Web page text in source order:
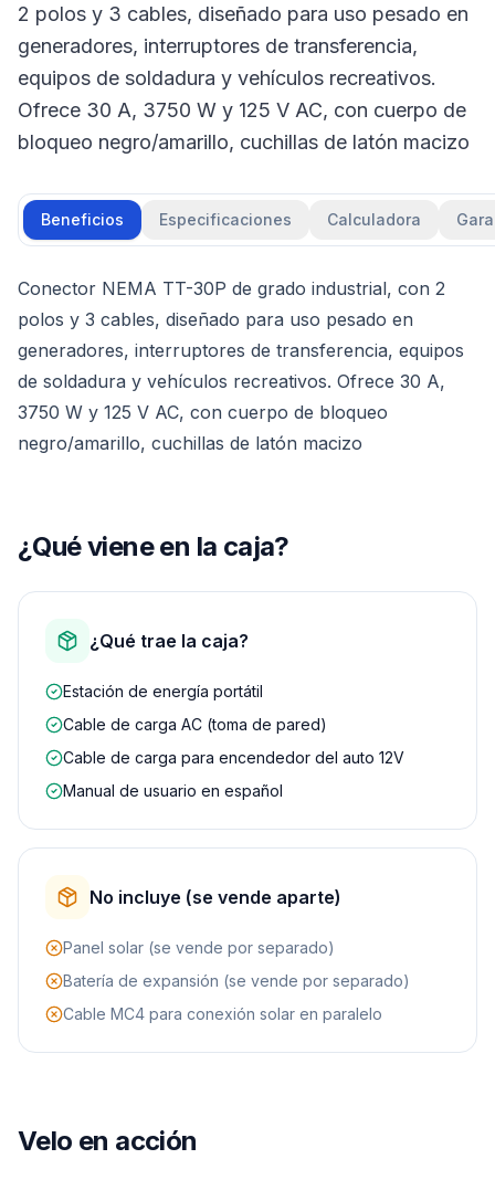
2 polos y 3 cables, diseñado para uso pesado en
generadores, interruptores de transferencia,
equipos de soldadura y vehículos recreativos.
Ofrece 30 A, 3750 W y 125 V AC, con cuerpo de
bloqueo negro/amarillo, cuchillas de latón macizo
Beneficios Especificaciones Calculadora
Conector NEMA TT-30P de grado industrial, con 2
polos y 3 cables, diseñado para uso pesado en
generadores, interruptores de transferencia, equipos
de soldadura y vehículos recreativos. Ofrece 30 A,
3750 W y 125 V AC, con cuerpo de bloqueo
negro/amarillo, cuchillas de latón macizo
¿Qué viene en la caja?
¿Qué trae la caja?
Estación de energía portátil
Cable de carga AC (toma de pared)
Cable de carga para encendedor del auto 12V
Manual de usuario en español
No incluye (se vende aparte)
Panel solar (se vende por separado)
Batería de expansión (se vende por separado)
Cable MC4 para conexión solar en paralelo
Velo en acción
de los generadores portátiles